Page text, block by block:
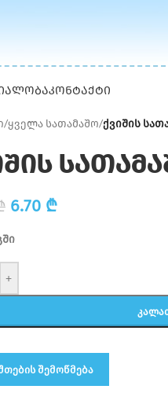
ᲙᲝᲜᲢᲐᲥᲢᲘ
/ყველა სათამაშო/ქვიშის
6.70 ₾
+
შემოწმება